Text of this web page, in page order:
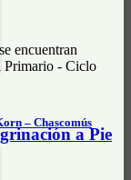
– Chascomús
encuentran
Primario - Ciclo
a Pie